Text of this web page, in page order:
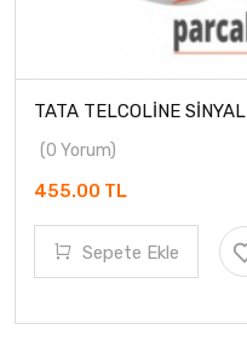
TATA TELCOLİNE
(0 Yorum)
455.00 TL
Sepete Ekle